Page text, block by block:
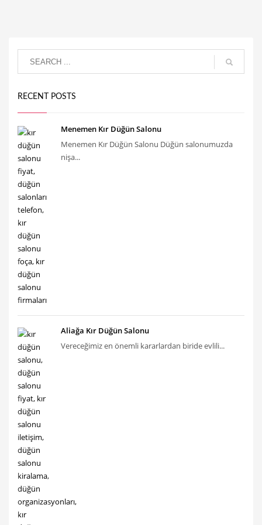
RECENT POSTS
Menemen Kır Düğün Salonu
Menemen Kır Düğün Salonu Düğün salonumuzda
nişa...
Aliağa Kır Düğün Salonu
Vereceğimiz en önemli kararlardan biride evlili...